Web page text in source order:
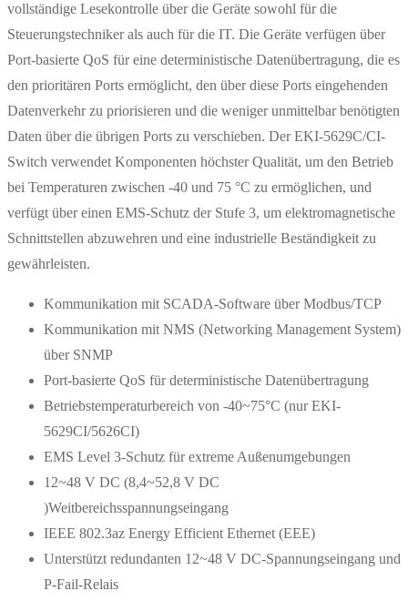
vollständige Lesekontrolle über die Geräte sowohl für die
Steuerungstechniker als auch für die IT. Die Geräte verfügen über
Port-basierte QoS für eine deterministische Datenübertragung, die es
den prioritären Ports ermöglicht, den über diese Ports eingehenden
Datenverkehr zu priorisieren und die weniger unmittelbar benötigten
Daten über die übrigen Ports zu verschieben. Der EKI-5629C/CI-
Switch verwendet Komponenten höchster Qualität, um den Betrieb
bei Temperaturen zwischen -40 und 75 °C zu ermöglichen, und
verfügt über einen EMS-Schutz der Stufe 3, um elektromagnetische
Schnittstellen abzuwehren und eine industrielle Beständigkeit zu
gewährleisten.
Kommunikation mit SCADA-Software über Modbus/TCP
Kommunikation mit NMS (Networking Management System)
über SNMP
Port-basierte QoS für deterministische Datenübertragung
Betriebstemperaturbereich von -40~75°C (nur EKI-
5629CI/5626CI)
EMS Level 3-Schutz für extreme Außenumgebungen
12~48 V DC (8,4~52,8 V DC
)Weitbereichsspannungseingang
IEEE 802.3az Energy Efficient Ethernet (EEE)
Unterstützt redundanten 12~48 V DC-Spannungseingang und
P-Fail-Relais